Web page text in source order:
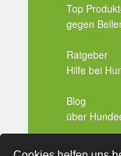
Top
gegen
Ratgeber
Hilfe bei
Blog
über